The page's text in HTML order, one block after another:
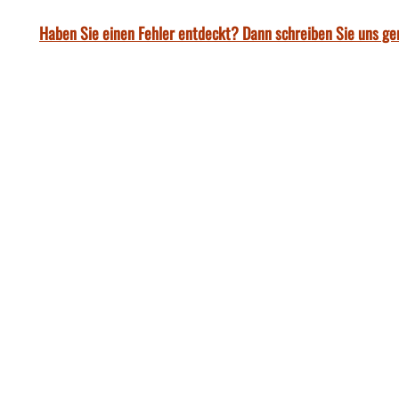
Haben Sie einen Fehler entdeckt? Dann schreiben Sie uns